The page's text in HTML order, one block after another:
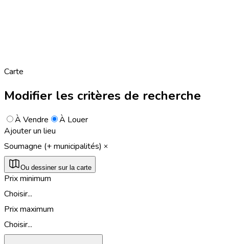
Carte
Modifier les critères de recherche
À Vendre
À Louer
Ajouter un lieu
Soumagne (+ municipalités)
Ou dessiner sur la carte
Prix minimum
Choisir...
Prix maximum
Choisir...